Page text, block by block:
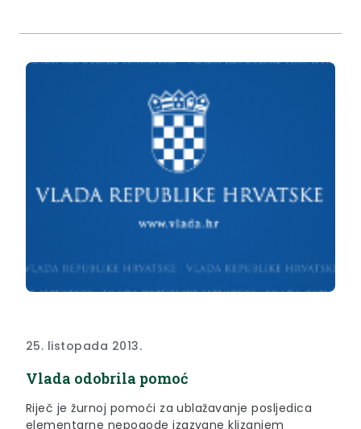
25. listopada 2013.
Vlada odobrila pomoć
Riječ je žurnoj pomoći za ublažavanje posljedica
elementarne nepogode izazvane klizanjem